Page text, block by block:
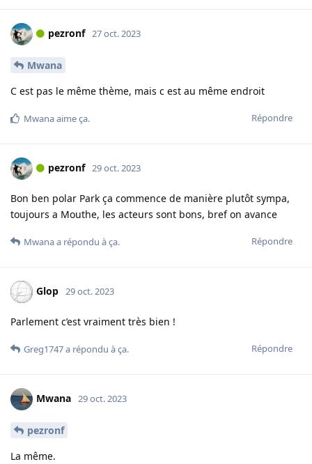
pezronf 27 oct. 2023
Mwana
C est pas le même thème, mais c est au même endroit
Répondre
Mwanaaime ça.
pezronf 29 oct. 2023
Bon ben polar Park ça commence de manière plutôt sympa,
toujours a Mouthe, les acteurs sont bons, bref on avance
Répondre
Mwanaa répondu à ça.
Glop 29 oct. 2023
Parlement c’est vraiment très bien !
Répondre
Greg1747a répondu à ça.
Mwana 29 oct. 2023
pezronf
La même.